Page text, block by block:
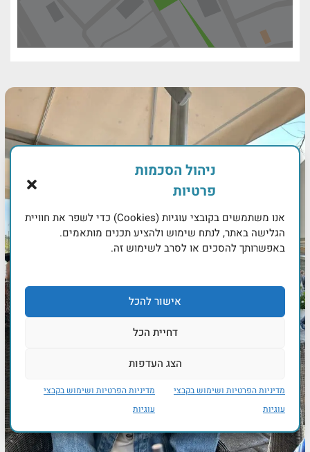
ניהול הסכמות
פרטיות
אנו משתמשים בקובצי עוגיות (Cookies) כדי לשפר את חוויית
הגלישה באתר, לנתח שימוש ולהציע תכנים מותאמים.
באפשרותך להסכים או לסרב לשימוש זה.
אישור להכל
דחיית הכל
הצג העדפות
מדיניות הפרטיות ושימוש בקבצי
עוגיות
מדיניות הפרטיות ושימוש בקבצי
עוגיות